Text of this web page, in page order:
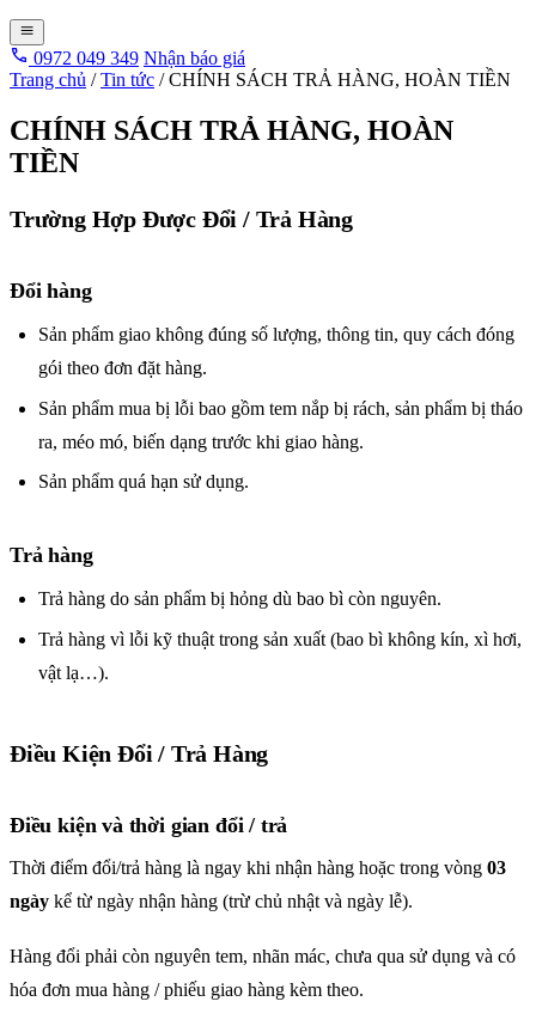
0972 049 349 Nhận báo giá
Trang chủ / Tin tức / CHÍNH SÁCH TRẢ HÀNG, HOÀN TIỀN
CHÍNH SÁCH TRẢ HÀNG, HOÀN
TIỀN
Trường Hợp Được Đổi / Trả Hàng
Đổi hàng
Sản phẩm giao không đúng số lượng, thông tin, quy cách đóng
gói theo đơn đặt hàng.
Sản phẩm mua bị lỗi bao gồm tem nắp bị rách, sản phẩm bị tháo
ra, méo mó, biến dạng trước khi giao hàng.
Sản phẩm quá hạn sử dụng.
Trả hàng
Trả hàng do sản phẩm bị hỏng dù bao bì còn nguyên.
Trả hàng vì lỗi kỹ thuật trong sản xuất (bao bì không kín, xì hơi,
vật lạ…).
Điều Kiện Đổi / Trả Hàng
Điều kiện và thời gian đổi / trả
Thời điểm đổi/trả hàng là ngay khi nhận hàng hoặc trong vòng 03
ngày kể từ ngày nhận hàng (trừ chủ nhật và ngày lễ).
Hàng đổi phải còn nguyên tem, nhãn mác, chưa qua sử dụng và có
hóa đơn mua hàng / phiếu giao hàng kèm theo.